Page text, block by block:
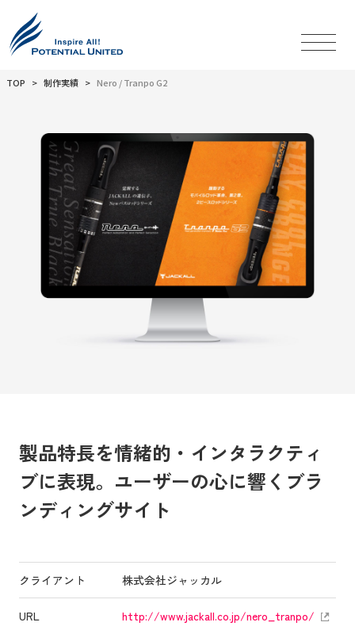
TOP 制作実績 Nero / Tranpo G2
製品特長を情緒的・インタラクティ
ブに表現。ユーザーの心に響くブラ
ンディングサイト
クライアント 株式会社ジャッカル
URL http://www.jackall.co.jp/nero_tranpo/